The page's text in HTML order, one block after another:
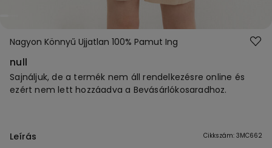
Nagyon Könnyű Ujjatlan 100% Pamut Ing
null
Sajnáljuk, de a termék nem áll rendelkezésre online és
ezért nem lett hozzáadva a Bevásárlókosaradhoz.
Leírás Cikkszám: 3MC662